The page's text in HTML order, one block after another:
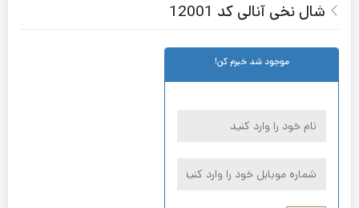
شال نخی آنالی کد 12001
موجود شد خبرم کن!